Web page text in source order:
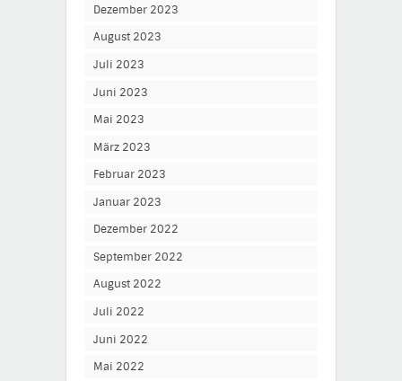
Dezember 2023
August 2023
Juli 2023
Juni 2023
Mai 2023
März 2023
Februar 2023
Januar 2023
Dezember 2022
September 2022
August 2022
Juli 2022
Juni 2022
Mai 2022